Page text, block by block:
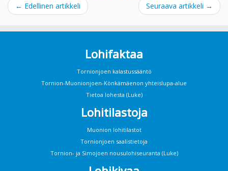
← Edellinen artikkeli Seuraava artikkeli →
Lohifaktaa
Tornionjoen kalastussääntö
Tornion-Muonionjoen-Könkämäenon yhteislupa-alue
Tietoa lohesta (Luke)
Lohitilastoja
Muonion lohitilastot
Tornionjoen saalistietoja
Tornion- ja Simojoen nousulohiseuranta (Luke)